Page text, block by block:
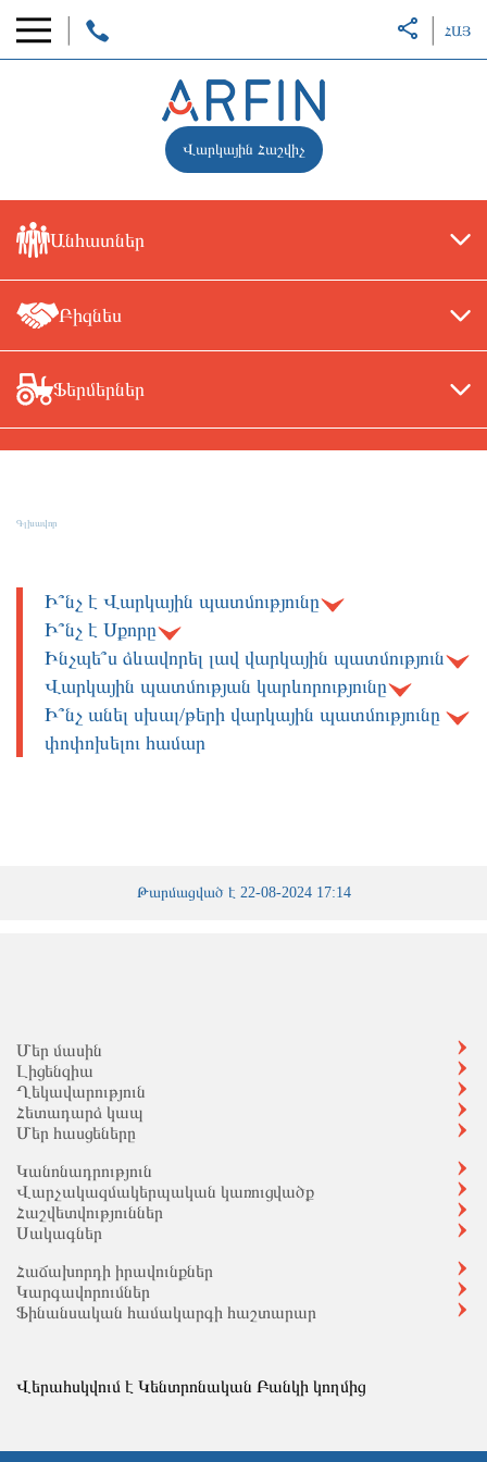
ՀԱՅ
Վարկային Հաշվիչ
Անհատներ
Բիզնես
Ֆերմերներ
Գլխավոր
Ի՞նչ է Վարկային պատմությունը
Ի՞նչ է Սքորը
Ինչպե՞ս ձևավորել լավ վարկային պատմություն
Վարկային պատմության կարևորությունը
Ի՞նչ անել սխալ/թերի վարկային պատմությունը
փոփոխելու համար
Թարմացված է 22-08-2024 17:14
Մեր մասին
Լիցենզիա
Ղեկավարություն
Հետադարձ կապ
Մեր հասցեները
Կանոնադրություն
Վարչակազմակերպական կառուցվածք
Հաշվետվություններ
Սակագներ
Հաճախորդի իրավունքներ
Կարգավորումներ
Ֆինանսական համակարգի հաշտարար
Վերահսկվում է Կենտրոնական Բանկի կողմից